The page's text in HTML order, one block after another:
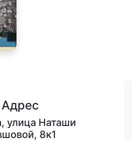
Адрес
улица Наташи
8к1